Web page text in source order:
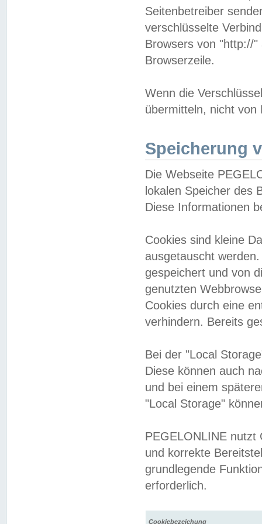
Seitenbetreiber
verschlüsselte
Browsers von "http://
Browserzeile.
Wenn die
übermitteln, nicht von
Speicherung
Die Webseite
lokalen Speicher des
Diese Informationen
Cookies sind kleine
ausgetauscht
gespeichert und von
genutzten
Cookies durch eine
verhindern. Bereits
Bei der "Local
Diese können auch
und bei einem
"Local Storage"
PEGELONLINE nutzt
und korrekte
grundlegende
erforderlich.
Cookiebezeichung